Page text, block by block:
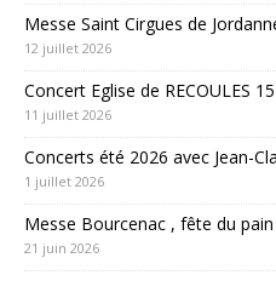
Messe Saint Cirgues de
12 juillet 2026
Concert Eglise de RECOULES
11 juillet 2026
Concerts été 2026 avec Jean-
1 juillet 2026
Messe Bourcenac , fête du pain
21 juin 2026